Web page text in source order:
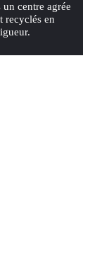
centre agrée
recyclés en